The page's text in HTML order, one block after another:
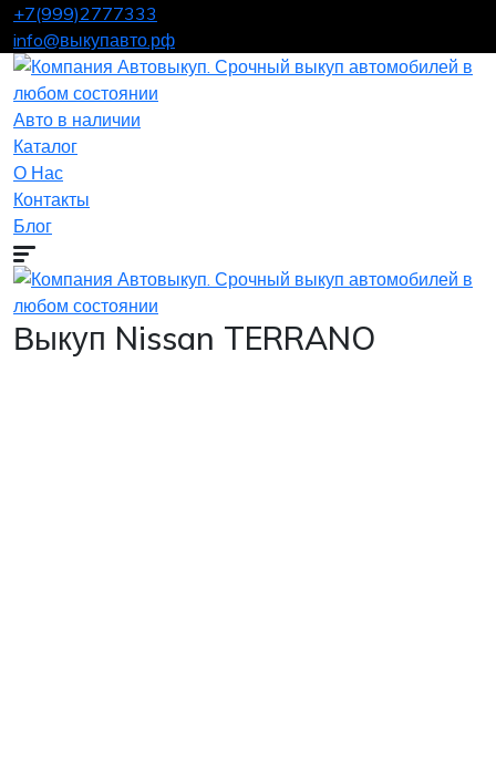
+7(999)2777333
info@выкупавто.рф
Авто в наличии
Каталог
О Нас
Контакты
Блог
Выкуп Nissan TERRANO